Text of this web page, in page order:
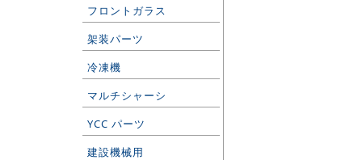
フロントガラス
架装パーツ
冷凍機
マルチシャーシ
YCC パーツ
建設機械用